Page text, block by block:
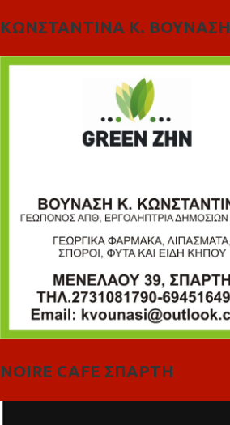
ΚΩΝΣΤΑΝΤΙΝΑ Κ. ΒΟΥΝΑΣΗ
NOIRE CAFE ΣΠΑΡΤΗ